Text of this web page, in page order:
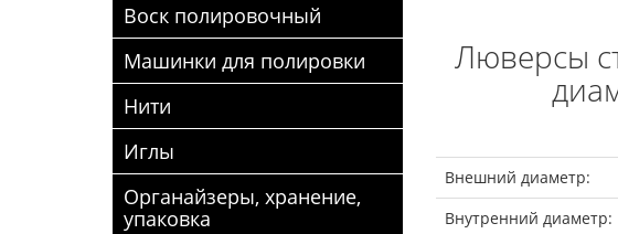
Воск полировочный
Машинки для полировки
Нити
Иглы
Органайзеры, хранение,
упаковка
Люверсы
Внешний диаметр:
Внутренний диаметр: